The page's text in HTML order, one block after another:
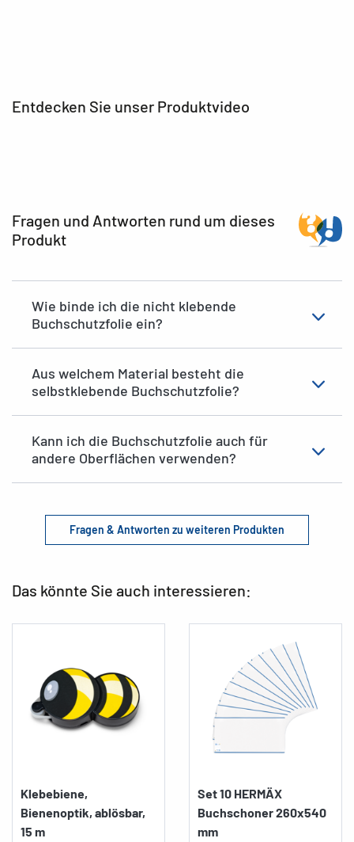
Entdecken Sie unser Produktvideo
Fragen und Antworten rund um dieses
Produkt
Wie binde ich die nicht klebende
Buchschutzfolie ein?
Aus welchem Material besteht die
selbstklebende Buchschutzfolie?
Kann ich die Buchschutzfolie auch für
andere Oberflächen verwenden?
Fragen & Antworten zu weiteren Produkten
Das könnte Sie auch interessieren:
Klebebiene,
Bienenoptik, ablösbar,
15 m
Set 10 HERMÄX
Buchschoner 260x540
mm